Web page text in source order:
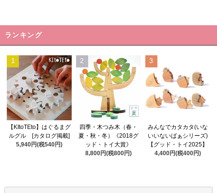
ランキング
1
【KItoTEto】はぐるまグ
ルグル [カタログ掲載]
5,940円(税540円)
2
四季・木つみ木（春・
夏・秋・冬）《2018グ
ッド・トイ大賞》
8,800円(税800円)
3
みんなでカタカタ(いな
いいないばぁシリーズ)
【グッド・トイ2025】
4,400円(税400円)